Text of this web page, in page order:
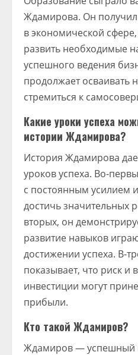
Ждамирова. Он
в экономической
развить необходимые
успешного ведения
продолжает осваивать
стремиться к
Какие уроки успеха
истории Ждамирова?
История Ждамирова
уроков успеха. Во-
с постоянным усилием
достичь значительных
вторых, он
развитие навыков
достижении успеха. В-
показывает, что риск и
инвестиции могут
прибыли.
Кто такой Ждамиров?
Ждамиров — успешный